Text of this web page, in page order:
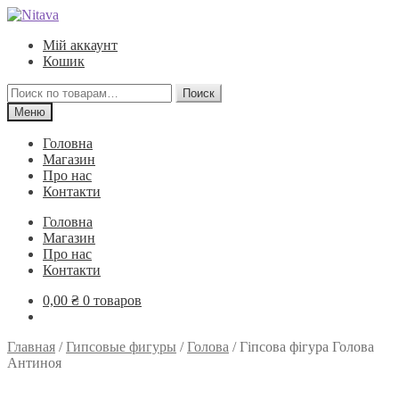
Перейти
навигации
Перейти
содержимому
Мій аккаунт
Кошик
Искать:
Поиск
Меню
Головна
Магазин
Про нас
Контакти
Головна
Магазин
Про нас
Контакти
0,00 ₴ 0 товаров
Главная /Гипсовые фигуры /Голова /Гіпсова фігура Голова
Антиноя